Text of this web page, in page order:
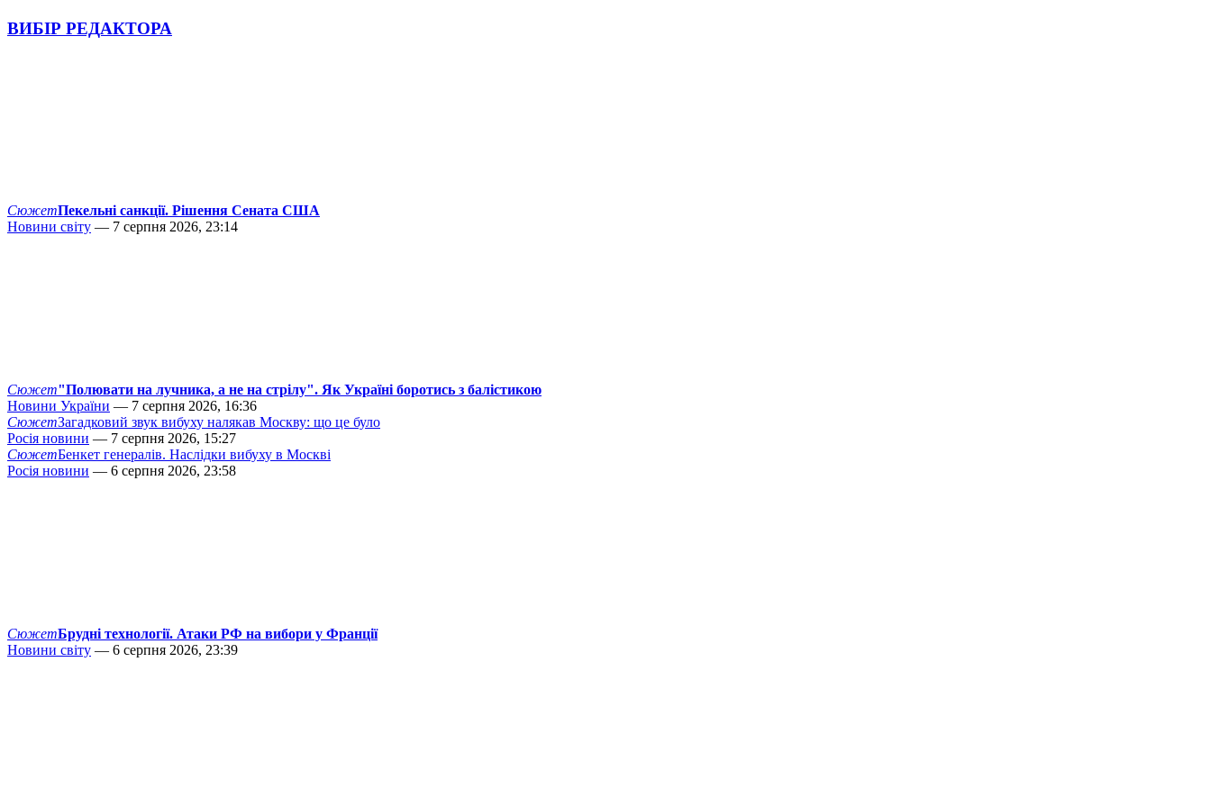
ВИБІР РЕДАКТОРА
СюжетПекельні санкції. Рішення Сената США
Новини світу — 7 серпня 2026, 23:14
Сюжет"Полювати на лучника, а не на стрілу". Як Україні боротись з балістикою
Новини України — 7 серпня 2026, 16:36
СюжетЗагадковий звук вибуху налякав Москву: що це було
Росія новини — 7 серпня 2026, 15:27
СюжетБенкет генералів. Наслідки вибуху в Москві
Росія новини — 6 серпня 2026, 23:58
СюжетБрудні технології. Атаки РФ на вибори у Франції
Новини світу — 6 серпня 2026, 23:39